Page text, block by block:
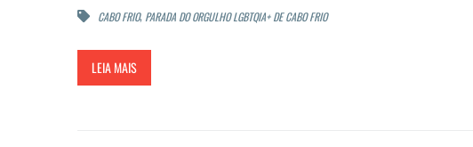
CABO FRIO, PARADA DO ORGULHO LGBTQIA+ DE CABO FRIO
LEIA MAIS